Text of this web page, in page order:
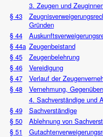
3. Zeugen und
§ 43
Gründen
§ 44
§ 44a Zeugenbeistand
§ 45
Zeugenbelehrung
§ 46
Vereidigung
§ 47
Verlauf der
§ 48
Vernehmung,
4. Sachverständige und
§ 49
Sachverständige
§ 50
Ablehnung von
§ 51